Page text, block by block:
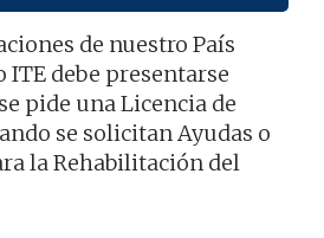
de nuestro País
debe presentarse
pide una Licencia de
se solicitan Ayudas o
la Rehabilitación del